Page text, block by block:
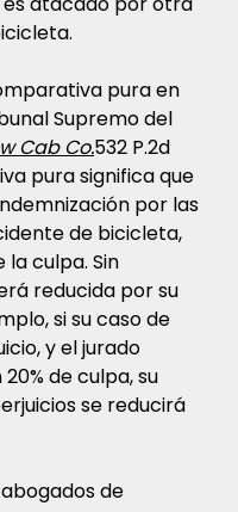
pura en
Supremo del
Cab Co.532 P.2d
pura significa que
por las
de bicicleta,
culpa. Sin
reducida por su
si su caso de
y el jurado
de culpa, su
se reducirá
de